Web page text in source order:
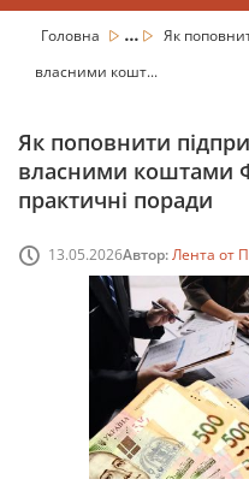
Головна ...
Як
власними кошт...
Як поповнити
власними коштами
практичні поради
13.05.2026Автор:Лента от